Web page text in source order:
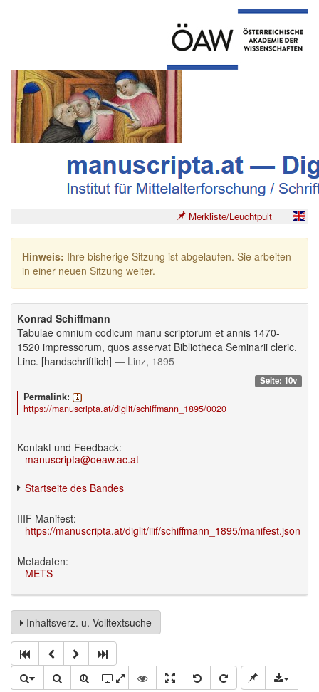
Merkliste/Leuchtpult
Hinweis: Ihre bisherige Sitzung ist abgelaufen. Sie arbeiten
in einer neuen Sitzung weiter.
Konrad Schiffmann
Tabulae omnium codicum manu scriptorum et annis 1470-
1520 impressorum, quos asservat Bibliotheca Seminarii cleric.
Linc. [handschriftlich] — Linz, 1895
Seite: 10v
Permalink:
https://manuscripta.at/diglit/schiffmann_1895/0020
Kontakt und Feedback:
manuscripta@oeaw.ac.at
Startseite des Bandes
IIIF Manifest:
https://manuscripta.at/diglit/iiif/schiffmann_1895/manifest.json
Metadaten:
METS
Inhaltsverz. u. Volltextsuche